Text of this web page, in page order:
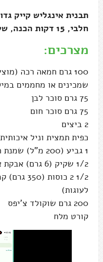
חלבי, 15 דקות הכנה, שעה וחצי עד שאפשר לאכול
מצרכים:
100 גרם חמאה רכה
שמכינים או מחממים במיקרו 10
75 גרם סוכר לבן
75 גרם סוכר חום
2 ביצים
כפית תמצית וניל איכותית
1 גביע (200 מ"ל) שמנת חמוצה
1/2 שקיק (6 גרם) אבקת אפייה
1/2 2
לעוגות)
200 גרם שוקולד צ'יפס
קורט מלח